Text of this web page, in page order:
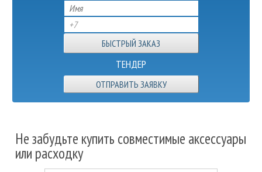
ТЕНДЕР
ОТПРАВИТЬ ЗАЯВКУ
Не забудьте купить совместимые аксессуары
или расходку